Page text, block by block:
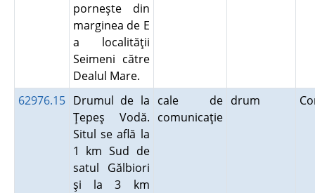
porneşte din
marginea de E
a localităţii
Seimeni către
Dealul Mare.
62976.15 Drumul de la
Ţepeş Vodă.
Situl se află la
1 km Sud de
satul Gălbiori
şi la 3 km
cale de
comunicaţie
drum